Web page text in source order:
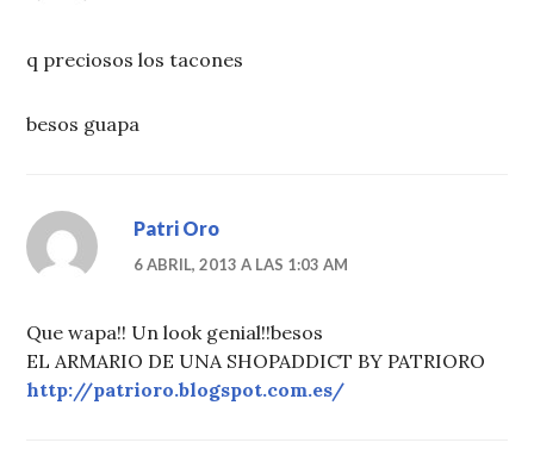
q preciosos los tacones
besos guapa
Patri Oro
6 ABRIL, 2013 A LAS 1:03 AM
Que wapa!! Un look genial!!besos
EL ARMARIO DE UNA SHOPADDICT BY PATRIORO
http://patrioro.blogspot.com.es/